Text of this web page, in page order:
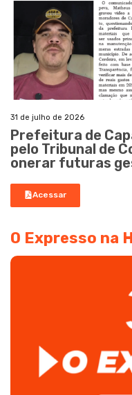
31 de julho de 2026
Prefeitura de
pelo Tribunal de
onerar futuras
Acessar
O Expresso na